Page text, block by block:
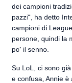
dei campioni
pazzi", ha detto
campioni di
persone, quindi la
po' il senno.
Su LoL, ci sono
e confusa, Annie è